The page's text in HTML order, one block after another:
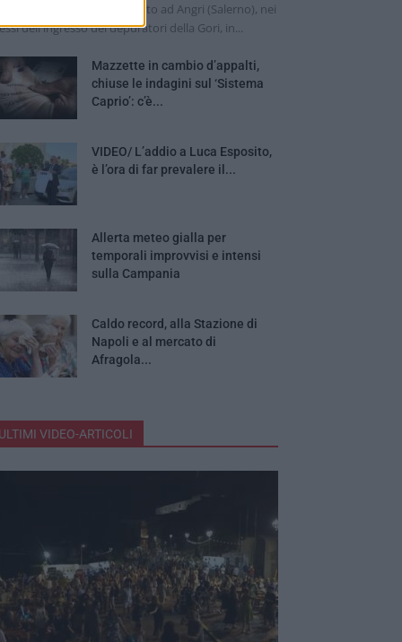
è stato trovato ad Angri (Salerno), nei
dell'ingresso dei depuratori della Gori, in...
Mazzette in cambio d’appalti,
chiuse le indagini sul ‘Sistema
Caprio’: c’è...
VIDEO/ L’addio a Luca Esposito,
è l’ora di far prevalere il...
Allerta meteo gialla per
temporali improvvisi e intensi
sulla Campania
Caldo record, alla Stazione di
Napoli e al mercato di
Afragola...
ULTIMI VIDEO-ARTICOLI